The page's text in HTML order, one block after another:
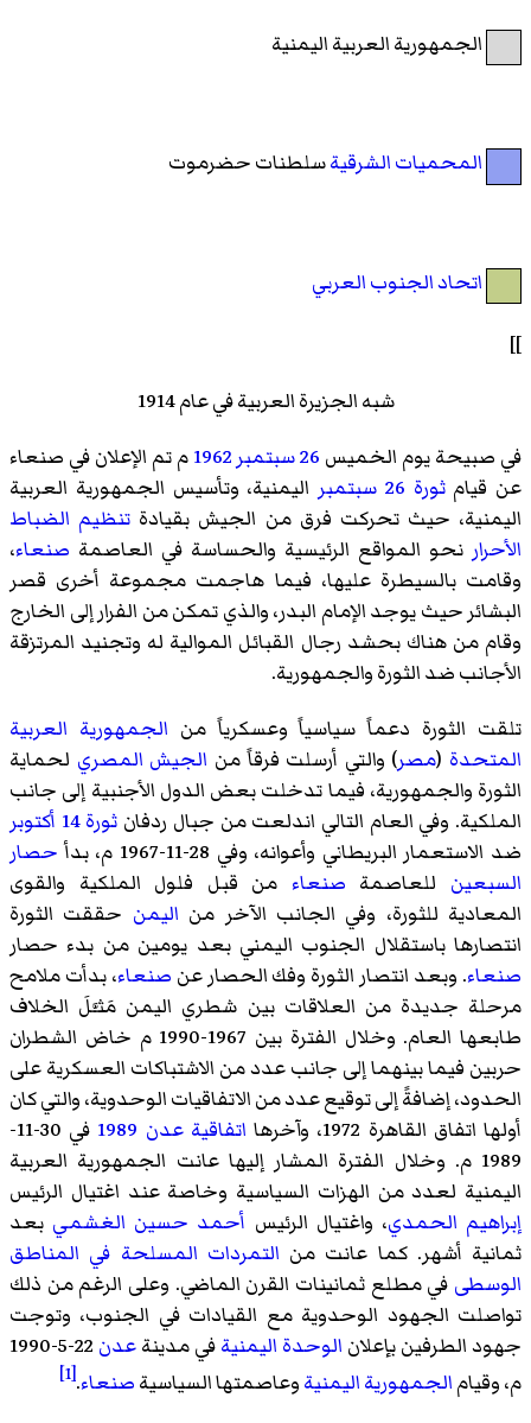
الجمهورية العربية اليمنية
المحميات الشرقيةسلطنات حضرموت
اتحاد الجنوب العربي
]]
شبه الجزيرة العربية في عام 1914
في صبيحة يوم الخميس 26 سبتمبر 1962م تم الإعلان في صنعاء
عن قيامثورة 26 سبتمبر
اليمنية، وتأسيس الجمهورية العربية
اليمنية، حيث تحركت فرق من الجيش بقيادة تنظيم الضباط
الأحرار نحو المواقع الرئيسية والحساسة في العاصمة صنعاء،
وقامت بالسيطرة عليها، فيما هاجمت مجموعة أخرى قصر
البشائر حيث يوجد الإمام البدر، والذي تمكن من الفرار إلى الخارج
وقام من هناك بحشد رجال القبائل الموالية له وتجنيد المرتزقة
الأجانب ضد الثورة والجمهورية.
تلقت الثورة دعماً سياسياً وعسكرياً من الجمهورية العربية
المتحدة (مصر) والتي أرسلت فرقاً من الجيش المصري لحماية
الثورة والجمهورية، فيما تدخلت بعض الدول الأجنبية إلى جانب
الملكية. وفي العام التالي اندلعت من جبال ردفان ثورة 14 أكتوبر
ضد الاستعمار البريطاني وأعوانه، وفي 28-11-1967 م، بدأ
حصار
السبعين للعاصمة صنعاء من قبل فلول الملكية والقوى
المعادية للثورة، وفي الجانب الآخر من اليمن حققت الثورة
انتصارها باستقلال الجنوب اليمني بعد يومين من بدء حصار
صنعاء. وبعد انتصار الثورة وفك الحصار عن صنعاء، بدأت ملامح
مرحلة جديدة من العلاقات بين شطري اليمن مَثـَّلَ الخلاف
طابعها العام. وخلال الفترة بين 1967-1990 م خاض الشطران
حربين فيما بينهما إلى جانب عدد من الاشتباكات العسكرية على
الحدود، إضافةً إلى توقيع عدد من الاتفاقيات الوحدوية، والتي كان
أولها اتفاق القاهرة 1972 ، وآخرها اتفاقية عدن 1989
في 30-11-
1989 م. وخلال الفترة المشار إليها عانت الجمهورية العربية
اليمنية لعدد من الهزات السياسية وخاصة عند اغتيال الرئيس
إبراهيم الحمدي، واغتيال الرئيس أحمد حسين الغشمي بعد
ثمانية أشهر. كما عانت من التمردات المسلحة في المناطق
الوسطى في مطلع ثمانينات القرن الماضي. وعلى الرغم من ذلك
تواصلت الجهود الوحدوية مع القيادات في الجنوب، وتوجت
جهود الطرفين بإعلان الوحدة اليمنيةفي مدينةعدن
22-5-1990
م، وقيامالجمهورية اليمنيةوعاصمتها السياسيةصنعاء.
[1]